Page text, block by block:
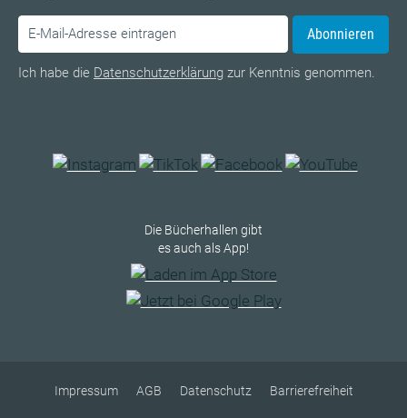
Abonnieren
Ich habe die Datenschutzerklärung zur Kenntnis genommen.
Die Bücherhallen gibt
es auch als App!
Impressum AGB Datenschutz Barrierefreiheit